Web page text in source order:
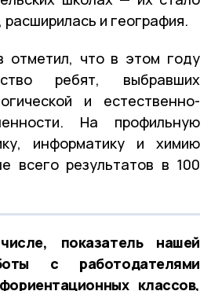
и география.
отметил, что в этом году
ребят, выбравших
и естественно-
На профильную
информатику и химию
всего результатов в 100
показатель нашей
с работодателями
классов,